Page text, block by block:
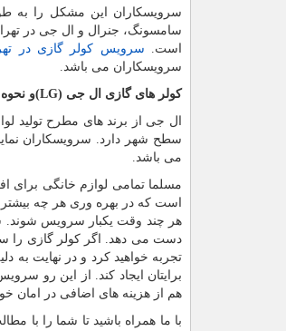
سرویسکاران این مشکل را به
است. سرویس کولر گازی در
سرویسکاران می باشد.
کولر های گازی ال جی (LG)و
ال جی از برند های مطرح تولید
سطح شهر دارد. سرویسکاران
می باشد.
مسلما تمامی لوازم خانگی برای
است که در بهره وری هر چه بیشتر
هر چند وقت یکبار سرویس شوند.
دست می دهد. اگر کولر گازی را
تجربه خواهید کرد و در نهایت به
برایتان ایجاد کند. از این رو
هم از هزینه های اضافی در امان
با ما همراه باشید تا شما را با